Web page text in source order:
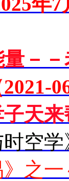
量－
天来
时空
》之